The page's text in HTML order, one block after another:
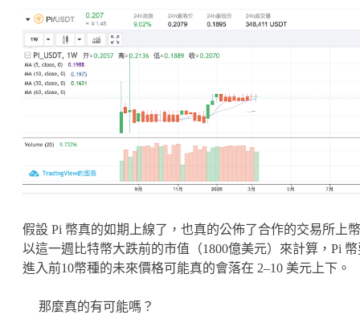
假設 Pi 幣真的如期上線了，也真的公佈了合作的交易所上
以這一週比特幣大跌前的市值（1800億美元）來計算，Pi 幣
進入前10幣種的未來價格可能真的會落在 2–10 美元上下。
那麼真的有可能嗎？